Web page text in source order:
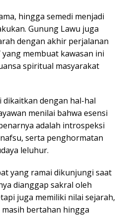
hingga semedi menjadi
Gunung Lawu juga
dengan akhir perjalanan
membuat kawasan ini
spiritual masyarakat
dikaitkan dengan hal-hal
menilai bahwa esensi
adalah introspeksi
serta penghormatan
leluhur.
yang ramai dikunjungi saat
dianggap sakral oleh
juga memiliki nilai sejarah,
bertahan hingga